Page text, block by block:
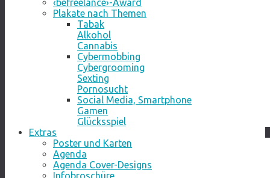
‹befreelance›-Award
Plakate nach Themen
Tabak
Alkohol
Cannabis
Cybermobbing
Cybergrooming
Sexting
Pornosucht
Social Media, Smartphone
Gamen
Glücksspiel
Extras
Poster und Karten
Agenda
Agenda Cover-Designs
Infobroschüre